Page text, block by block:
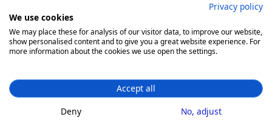
https://www.bitget.com
Bitmex
HDR Global Trading Limited
Privacy policy
We use cookies
We may place these for analysis of our visitor data, to improve our website,
show personalised content and to give you a great website experience. For
more information about the cookies we use open the settings.
Accept all
Deny
No, adjust